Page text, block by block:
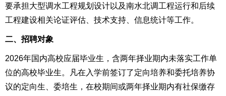
要承担大型调水工程规划设计以及南水北调工程运行和后续
工程建设相关论证评估、技术支持、信息统计等工作。
二、招聘对象
2026年国内高校应届毕业生，含两年择业期内未落实工作单
位的高校毕业生。凡在入学前签订了定向培养和委托培养协
议的定向生、委培生，在校期间或两年择业期内有社保缴存